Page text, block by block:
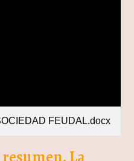
FEUDAL.docx
La